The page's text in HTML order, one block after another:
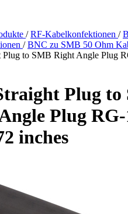
/ RF-Kabelkonfektionen /
/ BNC zu SMB 50 Ohm
to SMB Right Angle Plug
Plug to
Plug RG-
inches